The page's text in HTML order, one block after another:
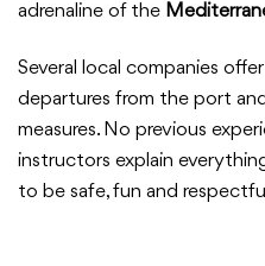
adrenaline of the
Several local companies
departures from the port
measures. No previous
instructors explain
to be safe, fun and